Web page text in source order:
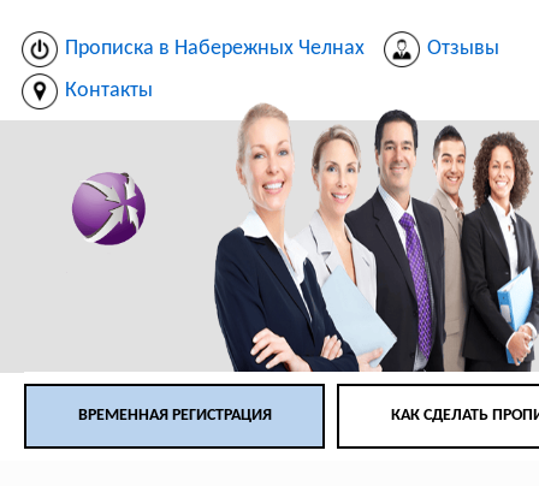
Прописка в Набережных Челнах
Отзывы
Контакты
ВРЕМЕННАЯ РЕГИСТРАЦИЯ КАК СДЕЛАТЬ